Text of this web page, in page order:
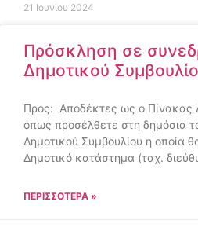
21 Ιουνίου 2024
Πρόσκληση σε
Δημοτικού
Προς: Αποδέκτες ως ο Πίνακας
όπως προσέλθετε στη δημόσια
Δημοτικού Συμβουλίου η οποία
Δημοτικό κατάστημα (ταχ.
ΠΕΡΙΣΣΌΤΕΡΑ »